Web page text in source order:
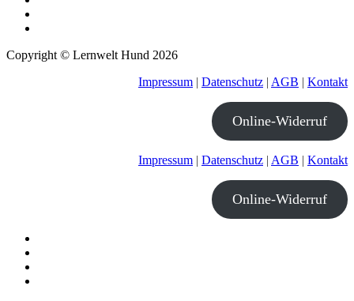
Copyright © Lernwelt Hund 2026
Impressum | Datenschutz | AGB | Kontakt
Online-Widerruf
Impressum | Datenschutz | AGB | Kontakt
Online-Widerruf